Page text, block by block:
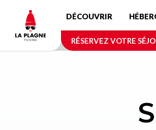
contenu
principal
DÉCOUVRIR
RÉSERVEZ VOTRE